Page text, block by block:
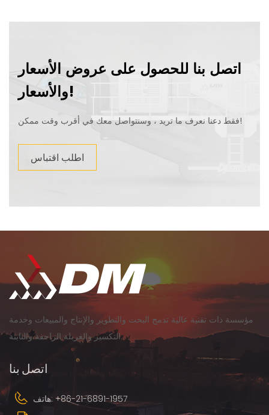
اتصل بنا للحصول على عروض الأسعار
والأسعار!
فقط دعنا نعرف ما تريد ، وسنتواصل معك في أقرب وقت ممكن!
اطلب اقتباس
مؤسسة ذات تقنية عالية تدمج البحث والتطوير والإنتاج والمبيعات وخدمة
التكسير والغربلة الزاحفة والثابتة.
اتصل بنا
هاتف: +86-21-6891-1957